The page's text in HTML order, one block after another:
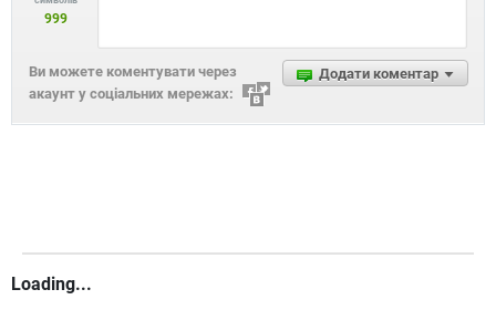
999
Додати коментар
Ви можете коментувати через
акаунт у соціальних мережах:
Loading...